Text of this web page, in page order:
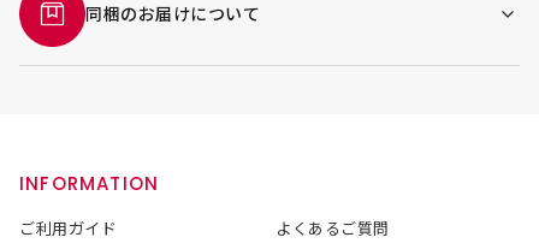
同梱のお届けについて
INFORMATION
ご利用ガイド
よくあるご質問